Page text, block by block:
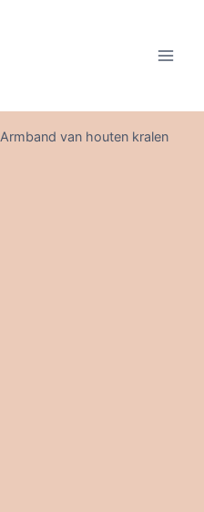
Armband van houten kralen